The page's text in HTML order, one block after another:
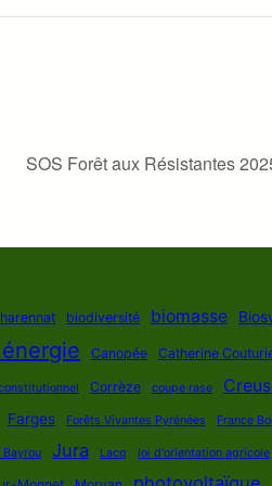
SOS Forêt aux Résistantes
biodiversité biomasse
Canopée Catherine
Corrèze coupe rase
Farges Forêts Vivantes Pyrénées France
Bayrou Jura Lacq loi d'orientation agricole